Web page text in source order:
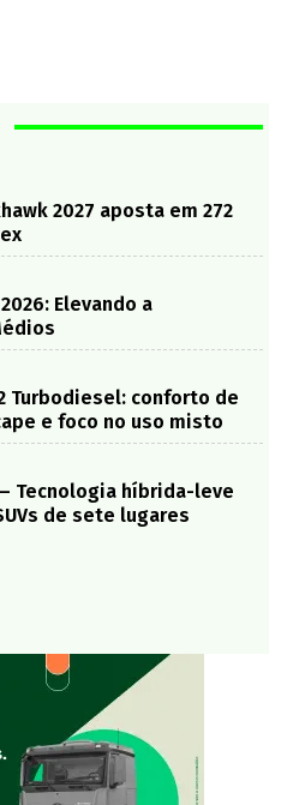
2027 aposta em 272
Elevando a
Turbodiesel: conforto de
e foco no uso misto
– Tecnologia híbrida-leve
de sete lugares